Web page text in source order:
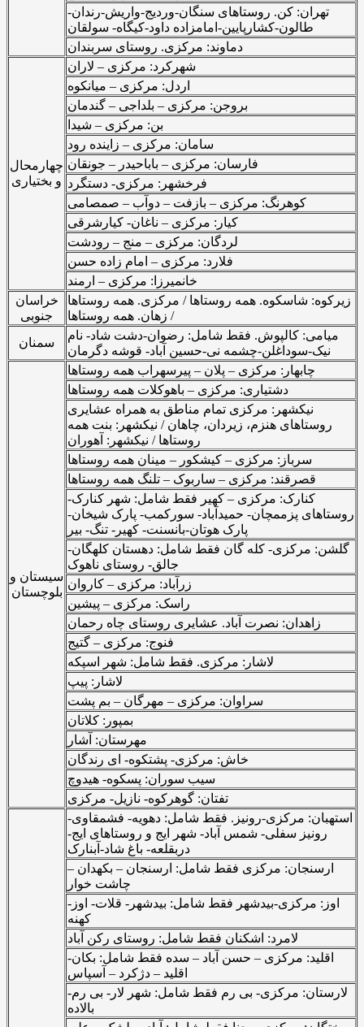
تهران: کن. روستاهای سنگان-وردیج-واریش-رندان-
طالون-کشارپایین-امامزاده داود-کیگاه- سولقان
دماوند: مرکزی. روستای سربندان
چهارمحال
و بختیاری
شهرکرد: مرکزی – لاران
اردل: مرکزی – میانکوه
بروجن: مرکزی – بلداجی – گندمان
بن: مرکزی – شیدا
سامان: مرکزی – زاینده رود
فارسان: مرکزی – باباحیدر – جونقان
فرخشهر: مرکزی- دستگرد
کوهرنگ: مرکزی – بازفت – دوآب – صمصامی
کیار: مرکزی – ناغان- کیارشرقی
لردگان: مرکزی – منج – رودشت
فلارد: مرکزی – امام زاده حسن
خانمیرزا : مرکزی – ارمند
خراسان
جنوبی
زیرکوه: شاسکوه. همه روستاها / مرکزی. همه روستاها
/ زهان. همه روستاها
سمنان
میامی: کالپوش. فقط شامل: رضوان-دشت شاد- نام
نیک-سوداغلن-چشمه نی-حسین آباد- قوشه دگرمان
سیستان و
بلوچستان
چابهار: مرکزی – پلان – پیرسهراب همه روستاها
دشتیاری: مرکزی – باهوکلات همه روستاها
نیکشهر: مرکزی تمام مناطق به همراه عشایری
روستاهای هنزم، زیردان، چاهان / نیکشهر: بنت همه
روستاها / نیکشهر: آهوران
سرباز: مرکزی – کیشکور – مینان همه روستاها
قصرقند: مرکزی – ساربوک – تلنگ همه روستاها
کنارک: مرکزی – کهیر فقط شامل: شهر کنارک-
روستاهای پزممچان- حمیدآباد- سورکمب- پارک شیخان-
پارک هوتان-بانسنت- کهیر- تنگ- بیر
گلشن: مرکزی- کله گان فقط شامل: دهستان کلهگان-
جالق- روستای ناهوک
زرآباد: مرکزی – کاروان
راسک: مرکزی – پیشین
زاهدان: نصرت آباد. عشایری روستای چاه رحمان
فنوج: مرکزی – گتیج
لاشار: مرکزی. فقط شامل: شهر اسپکه
لاشار: پیپ
سراوان: مرکزی – مهرگان – بم پشت
بمپور: کلاتان
مهرستان: آشار
خاش: مرکزی- پشتکوه- ای رندگان
سیب سوران: پسکوه- هیدوچ
تفتان: گوهرکوه- نازیل- مرکزی
استهبان: مرکزی-رونیز. فقط شامل: دهویه- فشمقاوی-
رونیز سفلی- شمس آباد- شهر ایج و روستاهای ایج-
دربقلعه- باغ شاد-آبنارک
ارسنجان: مرکزی فقط شامل: ارسنجان – بکهدان –
چاشت خوار
اوز: مرکزی-بیدشهر فقط شامل: بیدشهر- قلات- اوز-
کهنه
لامرد: اشکنان فقط شامل: روستای رکن آباد
اقلید: مرکزی – حسن آباد – سده فقط شامل: بکان-
اقلید – دژکرد – آسپاس
لارستان: مرکزی- بی رم فقط شامل: شهر لار- بی رم-
بالاده